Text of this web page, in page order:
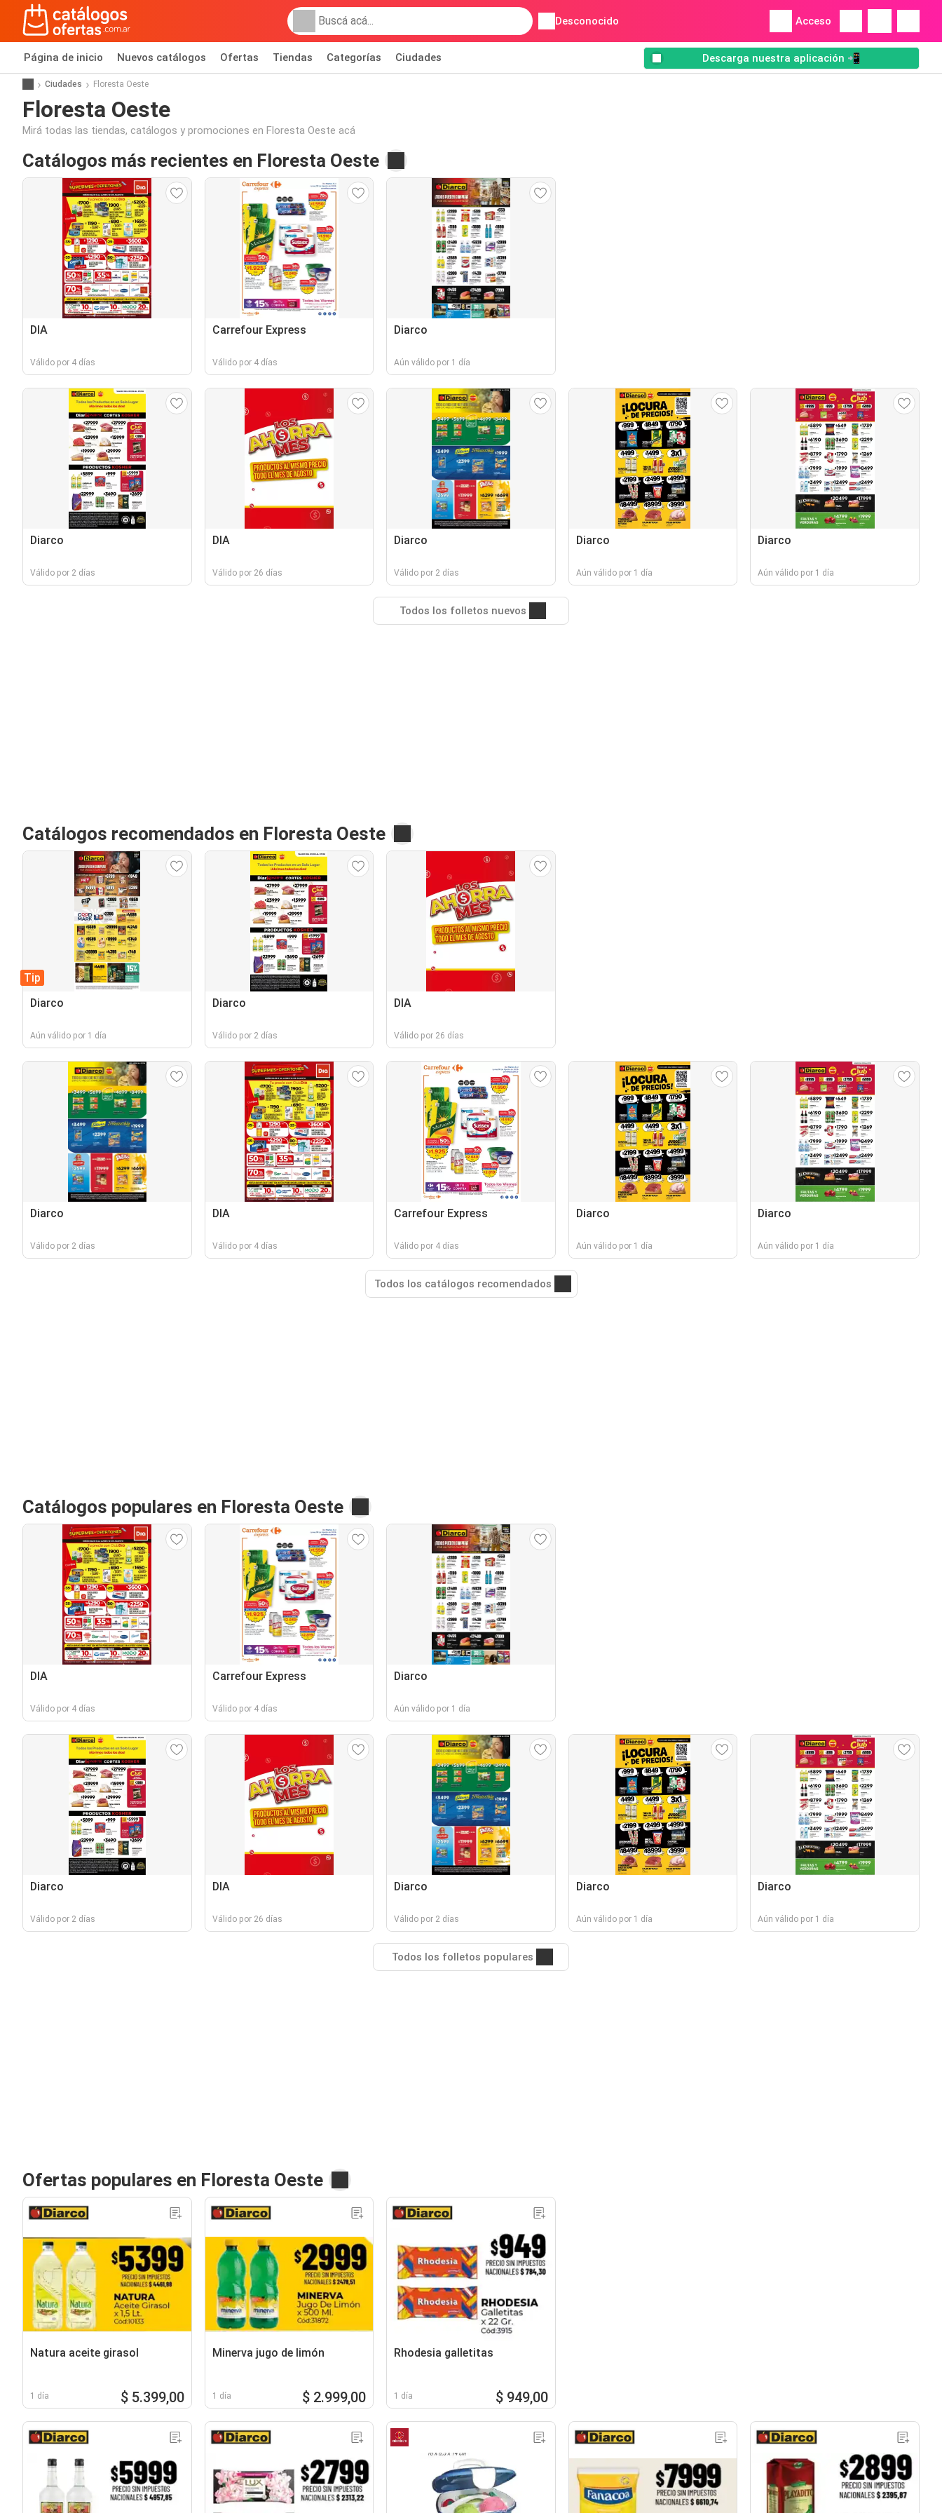
Desconocido Acceso
Página de inicio Nuevos catálogos Ofertas Tiendas Categorías Ciudades Descarga nuestra aplicación 📲
Ciudades Floresta Oeste
Floresta Oeste
Mirá todas las tiendas, catálogos y promociones en Floresta Oeste acá
Catálogos más recientes en Floresta Oeste
DIA
Válido por 4 días
Carrefour Express
Válido por 4 días
Diarco
Aún válido por 1 día
Diarco
Válido por 2 días
DIA
Válido por 26 días
Diarco
Válido por 2 días
Diarco
Aún válido por 1 día
Diarco
Aún válido por 1 día
Todos los folletos nuevos
Catálogos recomendados en Floresta Oeste
Tip
Diarco
Aún válido por 1 día
Diarco
Válido por 2 días
DIA
Válido por 26 días
Diarco
Válido por 2 días
DIA
Válido por 4 días
Carrefour Express
Válido por 4 días
Diarco
Aún válido por 1 día
Diarco
Aún válido por 1 día
Todos los catálogos recomendados
Catálogos populares en Floresta Oeste
DIA
Válido por 4 días
Carrefour Express
Válido por 4 días
Diarco
Aún válido por 1 día
Diarco
Válido por 2 días
DIA
Válido por 26 días
Diarco
Válido por 2 días
Diarco
Aún válido por 1 día
Diarco
Aún válido por 1 día
Todos los folletos populares
Ofertas populares en Floresta Oeste
Natura aceite girasol
1 día $ 5.399,00
Minerva jugo de limón
1 día $ 2.999,00
Rhodesia galletitas
1 día $ 949,00